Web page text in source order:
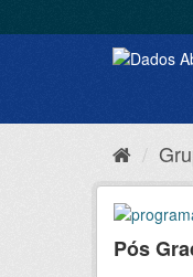
Pós